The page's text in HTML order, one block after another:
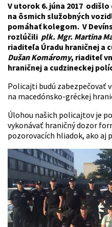
V utorok 6. júna 2017
na ôsmich služobných
pomáhať kolegom. V
rozlúčili plk. Mgr. Martina
riaditeľa Úradu hraničnej a
Dušan Komáromy, riaditeľ
hraničnej a cudzineckej
Policajti budú zabezpečovať
na macedónsko-gréckej
Úlohou našich policajtov je
vykonávať hraničný dozor
pozorovacích hliadok, ako